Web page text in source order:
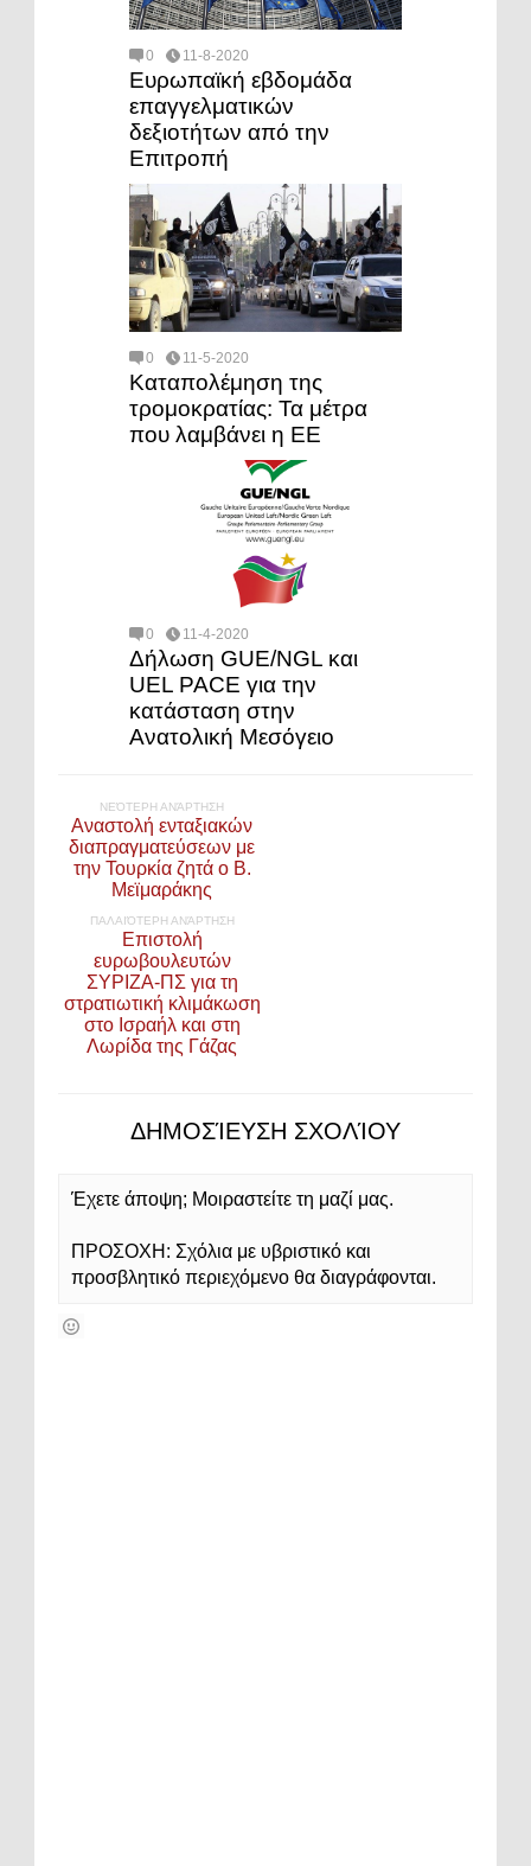
0 11-8-2020
Ευρωπαϊκή εβδομάδα
επαγγελματικών
δεξιοτήτων από την
Επιτροπή
0 11-5-2020
Καταπολέμηση της
τρομοκρατίας: Τα μέτρα
που λαμβάνει η ΕΕ
0 11-4-2020
Δήλωση GUE/NGL και
UEL PACE για την
κατάσταση στην
Ανατολική Μεσόγειο
ΝΕΌΤΕΡΗ ΑΝΆΡΤΗΣΗ
Αναστολή ενταξιακών
διαπραγματεύσεων με
την Τουρκία ζητά ο Β.
Μεϊμαράκης
ΠΑΛΑΙΌΤΕΡΗ ΑΝΆΡΤΗΣΗ
Επιστολή
ευρωβουλευτών
ΣΥΡΙΖΑ-ΠΣ για τη
στρατιωτική κλιμάκωση
στο Ισραήλ και στη
Λωρίδα της Γάζας
ΔΗΜΟΣΊΕΥΣΗ ΣΧΟΛΊΟΥ
Έχετε άποψη; Μοιραστείτε τη μαζί μας.
ΠΡΟΣΟΧΗ: Σχόλια με υβριστικό και
προσβλητικό περιεχόμενο θα διαγράφονται.